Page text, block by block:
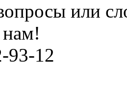
или
93-12